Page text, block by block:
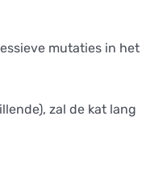
mutaties in het
zal de kat lang